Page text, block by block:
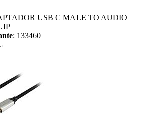
USB C MALE TO AUDIO
: 133460